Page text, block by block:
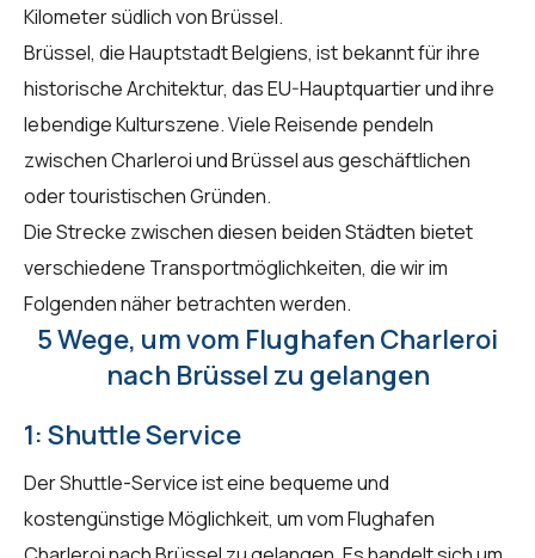
Kilometer südlich von Brüssel.
Brüssel, die Hauptstadt Belgiens, ist bekannt für ihre
historische Architektur, das EU-Hauptquartier und ihre
lebendige Kulturszene. Viele Reisende pendeln
zwischen Charleroi und Brüssel aus geschäftlichen
oder touristischen Gründen.
Die Strecke zwischen diesen beiden Städten bietet
verschiedene Transportmöglichkeiten, die wir im
Folgenden näher betrachten werden.
5 Wege, um vom Flughafen Charleroi
nach Brüssel zu gelangen
1: Shuttle Service
Der Shuttle-Service ist eine bequeme und
kostengünstige Möglichkeit, um vom Flughafen